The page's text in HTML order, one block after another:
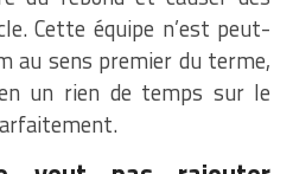
Cette équipe n’est peut-
au sens premier du terme,
un rien de temps sur le